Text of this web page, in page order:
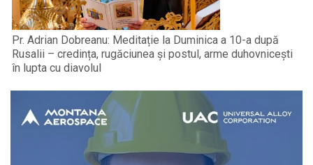
Pr. Adrian Dobreanu: Meditație la Duminica a 10-a după
Rusalii – credința, rugăciunea și postul, arme duhovnicești
în lupta cu diavolul